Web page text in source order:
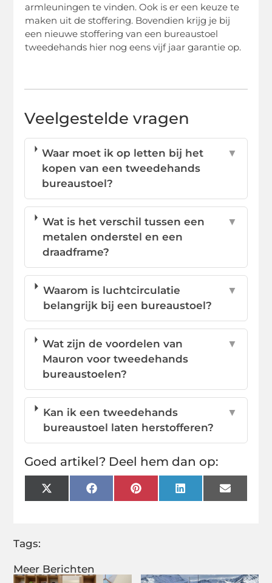
Meer Berichten
armleuningen te vinden. Ook is er een keuze te
maken uit de stoffering. Bovendien krijg je bij
een nieuwe stoffering van een bureaustoel
tweedehands hier nog eens vijf jaar garantie op.
Veelgestelde vragen
Waar moet ik op letten bij het
kopen van een tweedehands
bureaustoel?
▼
Wat is het verschil tussen een
metalen onderstel en een
draadframe?
▼
Waarom is luchtcirculatie
belangrijk bij een bureaustoel?
▼
Wat zijn de voordelen van
Mauron voor tweedehands
bureaustoelen?
▼
Kan ik een tweedehands
bureaustoel laten herstofferen?
▼
Goed artikel? Deel hem dan op:
X
(Twitter)
FacebookPinterestLinkedInEmail
Tags: